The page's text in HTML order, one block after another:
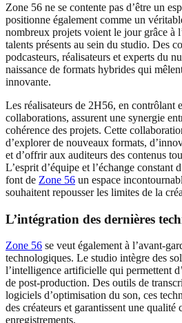
Zone 56 ne se contente pas d’être un
positionne également comme un
nombreux projets voient le jour grâce à
talents présents au sein du studio. Des
podcasteurs, réalisateurs et experts du
naissance de formats hybrides qui
innovante.
Les réalisateurs de 2H56, en contrôlant
collaborations, assurent une synergie
cohérence des projets. Cette
d’explorer de nouveaux formats,
et d’offrir aux auditeurs des contenus
L’esprit d’équipe et l’échange constant
font de Zone 56 un espace
souhaitent repousser les limites de la
L’intégration des dernières
Zone 56 se veut également à l’avant-
technologiques. Le studio intègre des
l’intelligence artificielle qui permettent
de post-production. Des outils de
logiciels d’optimisation du son, ces
des créateurs et garantissent une qualité
enregistrements.